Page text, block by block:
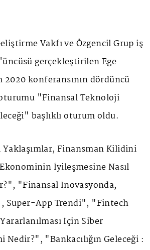
Vakfı ve Özgencil Grup iş
gerçekleştirilen Ege
konferansının dördüncü
"Finansal Teknoloji
başlıklı oturum oldu.
Yaklaşımlar, Finansman Kilidini
İyileşmesine Nasıl
"Finansal İnovasyonda,
Super-App Trendi", "Fintech
İçin Siber
Nedir?", "Bankacılığın Geleceği :